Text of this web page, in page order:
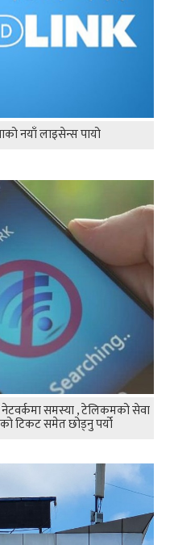
नयाँ लाइसेन्स पायो
समस्या , टेलिकमको सेवा
टिकट समेत छोड्नु पर्यो